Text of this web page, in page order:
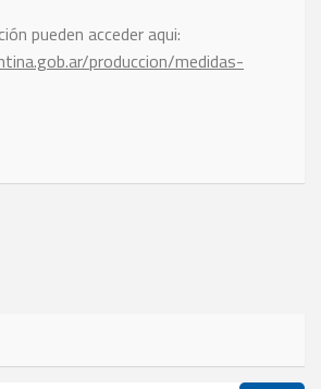
pueden acceder aqui:
produccion/medidas-